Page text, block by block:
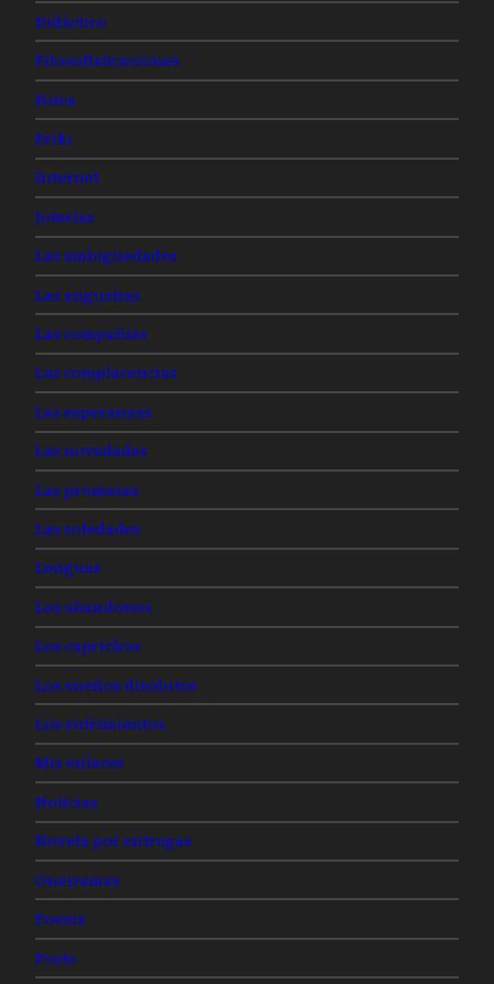
Didáctico
Filosofisticaciones
Fotos
Friki
Internet
Joterías
Las ambigüedades
Las angustias
Las compañías
Las complacencias
Las esperanzas
Las novedades
Las promesas
Las soledades
Lenguas
Los abandonos
Los caprichos
Los sueños disolutos
Los sufrimientos
Mis enlaces
Noticias
Novela por entregas
Oneiremas
Poesía
Posts